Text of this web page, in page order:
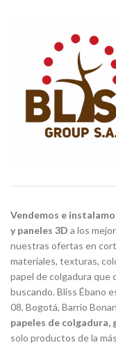
Vendemos e
y paneles 3D a los
nuestras ofertas en
materiales, texturas,
papel de colgadura que
buscando. Bliss Ébano
08, Bogotá, Barrio
papeles de colgadura,
solo productos de la